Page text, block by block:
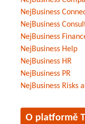
NejBusiness
NejBusiness
NejBusiness
NejBusiness Help
NejBusiness HR
NejBusiness PR
NejBusiness Risks
O platformě